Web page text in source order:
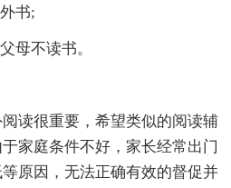
书;
母不读书。
读很重要，希望类似的阅读辅
家庭条件不好，家长经常出门
原因，无法正确有效的督促并